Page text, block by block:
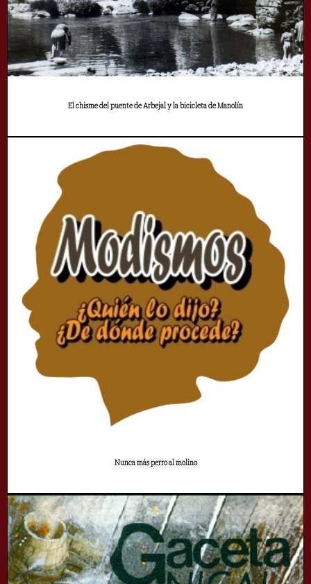
El chisme del puente de Arbejal y la bicicleta de Manolín
Nunca más perro al molino